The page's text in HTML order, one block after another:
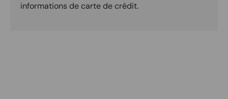
informations de carte de crédit.